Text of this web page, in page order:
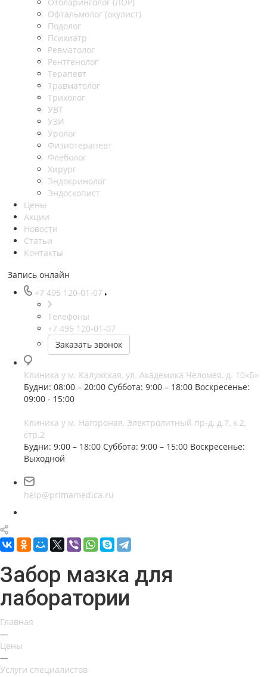
Офтальмолог (окулист)
Подолог
Психиатр
Ревматолог
Рентгенолог
Терапевт
Травматолог
Трихолог
УВТ
УЗИ
Уролог
Физиотерапевт
Флеболог
Хирург
Эндокринолог
Эндоскопист
Цены
Акции
Новости
Статьи
Контакты
Запись онлайн
+7 495 120-01-07
Телефоны
+7 495 120-01-07
Заказать звонок
Клиника у м. Калужская, ул. Академика Челомея, д. 10«Б»
Будни: 08:00 – 20:00 Суббота: 9:00 – 18:00 Воскресенье:
09:00 - 15:00
Клиника у м. Нагороная, Электролитный пр-д, д.7, к.2,
стр.2
Будни: 9:00 – 18:00 Суббота: 9:00 – 15:00 Воскресенье:
Выходной
help@primamedica.ru
Забор мазка для
лаборатории
Главная
—
Цены
—
Услуги специалистов